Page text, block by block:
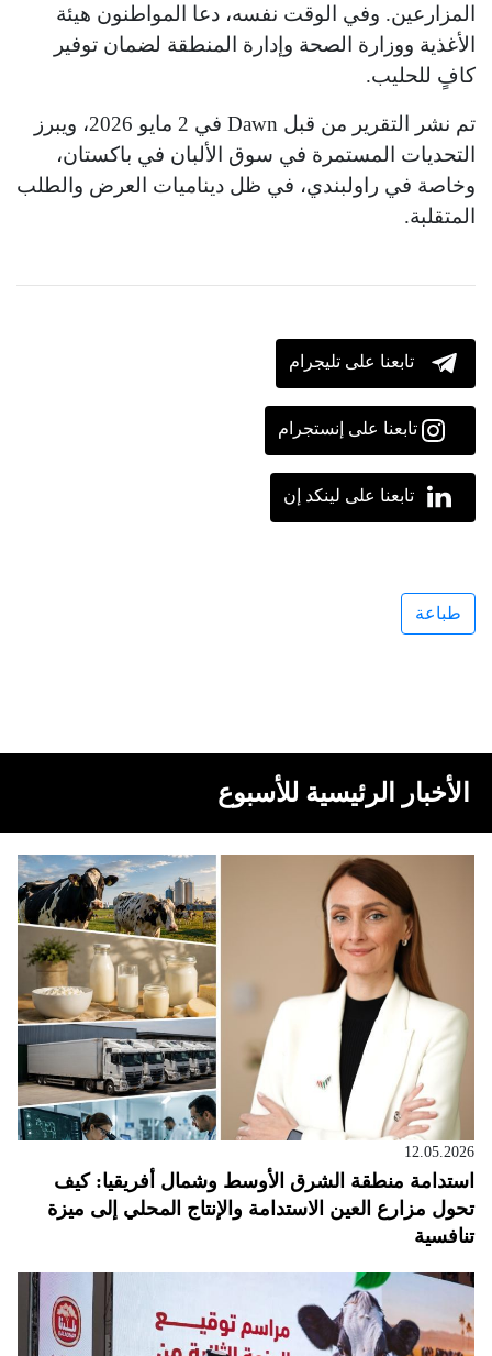
المزارعين. وفي الوقت نفسه، دعا المواطنون هيئة
الأغذية ووزارة الصحة وإدارة المنطقة لضمان توفير
كافٍ للحليب.
تم نشر التقرير من قبل Dawn في 2 مايو 2026، ويبرز
التحديات المستمرة في سوق الألبان في باكستان،
وخاصة في راولبندي، في ظل ديناميات العرض والطلب
المتقلبة.
تابعنا على تليجرام
تابعنا على إنستجرام
تابعنا على لينكد إن
طباعة
الأخبار الرئيسية للأسبوع
12.05.2026
استدامة منطقة الشرق الأوسط وشمال أفريقيا: كيف
تحول مزارع العين الاستدامة والإنتاج المحلي إلى ميزة
تنافسية